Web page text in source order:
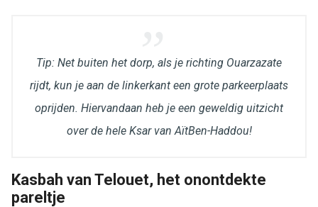
Tip: Net buiten het dorp, als je richting Ouarzazate
rijdt, kun je aan de linkerkant een grote parkeerplaats
oprijden. Hiervandaan heb je een geweldig uitzicht
over de hele Ksar van AïtBen-Haddou!
Kasbah van Telouet, het onontdekte
pareltje